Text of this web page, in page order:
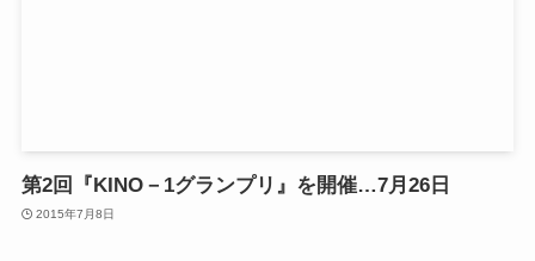
第2回『KINO－1グランプリ』を開催…7月26日
2015年7月8日